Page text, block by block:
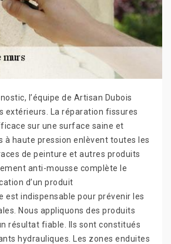
l’équipe de Artisan Dubois
extérieurs. La réparation fissures
sur une surface saine et
à haute pression enlèvent toutes les
de peinture et autres produits
anti-mousse complète le
d’un produit
est indispensable pour prévenir les
Nous appliquons des produits
résultat fiable. Ils sont constitués
hydrauliques. Les zones enduites